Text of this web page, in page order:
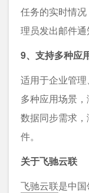
任务的实时情
理员发出邮件通
9、支持多种应
适用于企业管
多种应用场景
数据同步需求
件。
关于飞驰云联
飞驰云联是中